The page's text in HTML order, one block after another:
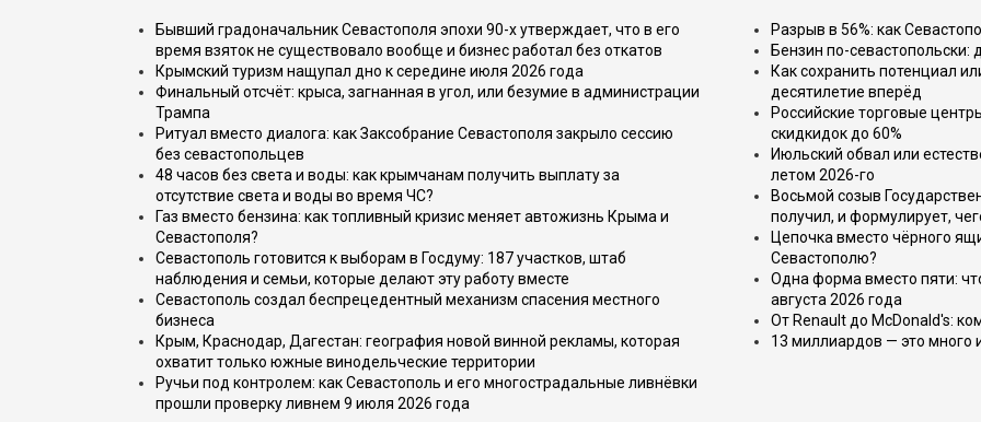
Бывший градоначальник Севастополя эпохи 90-х утверждает, что в его
время взяток не существовало вообще и бизнес работал без откатов
Крымский туризм нащупал дно к середине июля 2026 года
Финальный отсчёт: крыса, загнанная в угол, или безумие в администрации
Трампа
Ритуал вместо диалога: как Заксобрание Севастополя закрыло сессию
без севастопольцев
48 часов без света и воды: как крымчанам получить выплату за
отсутствие света и воды во время ЧС?
Газ вместо бензина: как топливный кризис меняет автожизнь Крыма и
Севастополя?
Севастополь готовится к выборам в Госдуму: 187 участков, штаб
наблюдения и семьи, которые делают эту работу вместе
Севастополь создал беспрецедентный механизм спасения местного
бизнеса
Крым, Краснодар, Дагестан: география новой винной рекламы, которая
охватит только южные винодельческие территории
Ручьи под контролем: как Севастополь и его многострадальные ливнёвки
прошли проверку ливнем 9 июля 2026 года
Разрыв в 56%: как
Бензин по-
Как сохранить потенциал
десятилетие вперёд
Российские торговые
скидкидок до 60%
Июльский обвал или
летом 2026-го
Восьмой созыв
получил, и формулирует,
Цепочка вместо чёрного
Севастополю?
Одна форма вместо пяти:
августа 2026 года
От Renault до McDonald's:
13 миллиардов — это много